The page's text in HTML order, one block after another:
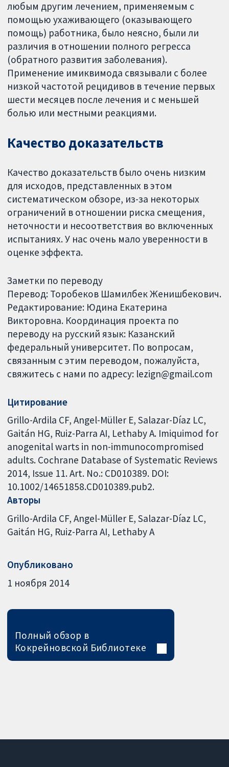
любым другим лечением, применяемым с
помощью ухаживающего (оказывающего
помощь) работника, было неясно, были ли
различия в отношении полного регресса
(обратного развития заболевания).
Применение имиквимода связывали с более
низкой частотой рецидивов в течение первых
шести месяцев после лечения и с меньшей
болью или местными реакциями.
Качество доказательств
Качество доказательств было очень низким
для исходов, представленных в этом
систематическом обзоре, из-за некоторых
ограничений в отношении риска смещения,
неточности и несоответствия во включенных
испытаниях. У нас очень мало уверенности в
оценке эффекта.
Заметки по переводу
Перевод: Торобеков Шамилбек Женишбекович.
Редактирование: Юдина Екатерина
Викторовна. Координация проекта по
переводу на русский язык: Казанский
федеральный университет. По вопросам,
связанным с этим переводом, пожалуйста,
свяжитесь с нами по адресу: lezign@gmail.com
Цитирование
Grillo-Ardila CF, Angel-Müller E, Salazar-Díaz LC,
Gaitán HG, Ruiz-Parra AI, Lethaby A. Imiquimod for
anogenital warts in non-immunocompromised
adults. Cochrane Database of Systematic Reviews
2014, Issue 11. Art. No.: CD010389. DOI:
10.1002/14651858.CD010389.pub2.
Авторы
Grillo-Ardila CF Angel-Müller E Salazar-Díaz LC
Gaitán HG Ruiz-Parra AI Lethaby A
Опубликовано
1 ноября 2014
Полный обзор в
Кокрейновской Библиотеке